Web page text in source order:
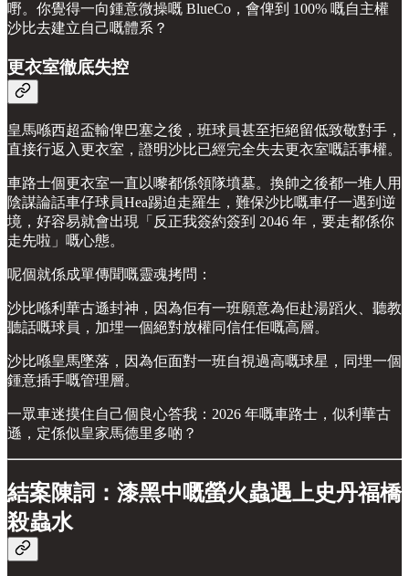
嘢。你覺得一向鍾意微操嘅 BlueCo，會俾到 100% 嘅自主權
沙比去建立自己嘅體系？
更衣室徹底失控
皇馬喺西超盃輸俾巴塞之後，班球員甚至拒絕留低致敬對手，
直接行返入更衣室，證明沙比已經完全失去更衣室嘅話事權。
車路士個更衣室一直以嚟都係領隊墳墓。換帥之後都一堆人用
陰謀論話車仔球員Hea踢迫走羅生，難保沙比嘅車仔一遇到逆
境，好容易就會出現「反正我簽約簽到 2046 年，要走都係你
走先啦」嘅心態。
呢個就係成單傳聞嘅靈魂拷問：
沙比喺利華古遜封神，因為佢有一班願意為佢赴湯蹈火、聽教
聽話嘅球員，加埋一個絕對放權同信任佢嘅高層。
沙比喺皇馬墜落，因為佢面對一班自視過高嘅球星，同埋一個
鍾意插手嘅管理層。
一眾車迷摸住自己個良心答我：2026 年嘅車路士，似利華古
遜，定係似皇家馬德里多啲？
結案陳詞：漆黑中嘅螢火蟲遇上史丹福橋
殺蟲水